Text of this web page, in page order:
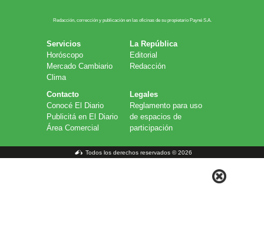
Redacción, corrección y publicación en las oficinas de su propietario Payn​é S.A.
Servicios
Horóscopo
Mercado Cambiario
Clima
La República
Editorial
Redacción
Contacto
Conocé El Diario
Publicitá en El Diario
Área Comercial
Legales
Reglamento para uso
de espacios de
participación
Todos los derechos reservados © 2026